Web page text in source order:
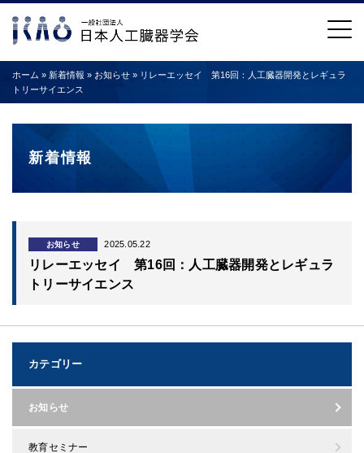
ホーム » 新着情報 » お知らせ » リレーエッセイ 第16回：人工臓器開発とレギュラ
トリーサイエンス
新着情報
お知らせ 2025.05.22
リレーエッセイ 第16回：人工臓器開発とレギュラ
トリーサイエンス
カテゴリー
お知らせ
教育セミナー